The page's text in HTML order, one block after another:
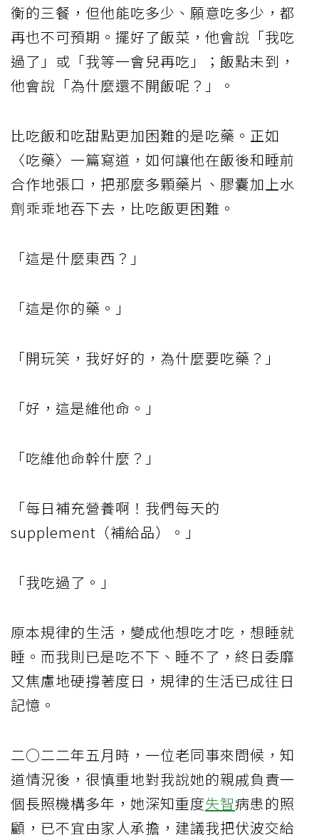
衡的三餐，但他能吃多少、願意吃多少，都
再也不可預期。擺好了飯菜，他會說「我吃
過了」或「我等一會兒再吃」；飯點未到，
他會說「為什麼還不開飯呢？」。
比吃飯和吃甜點更加困難的是吃藥。正如
〈吃藥〉一篇寫道，如何讓他在飯後和睡前
合作地張口，把那麼多顆藥片、膠囊加上水
劑乖乖地吞下去，比吃飯更困難。
「這是什麼東西？」
「這是你的藥。」
「開玩笑，我好好的，為什麼要吃藥？」
「好，這是維他命。」
「吃維他命幹什麼？」
「每日補充營養啊！我們每天的
supplement（補給品）。」
「我吃過了。」
原本規律的生活，變成他想吃才吃，想睡就
睡。而我則已是吃不下、睡不了，終日委靡
又焦慮地硬撐著度日，規律的生活已成往日
記憶。
二○二二年五月時，一位老同事來問候，知
道情況後，很慎重地對我說她的親戚負責一
個長照機構多年，她深知重度失智病患的照
顧，已不宜由家人承擔，建議我把伏波交給